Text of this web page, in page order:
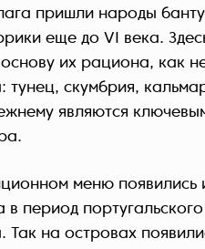
пришли народы
еще до VI века.
их рациона, как
тунец, скумбрия,
являются
меню
в период
Так на островах